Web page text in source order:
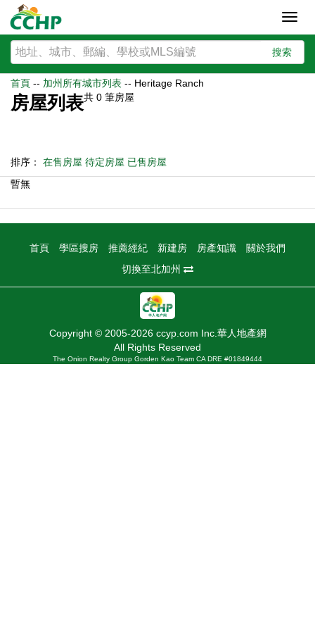
搜索
首頁 -- 加州所有城市列表 -- Heritage Ranch
房屋列表共 0 筆房屋
排序： 在售房屋 待定房屋 已售房屋
暫無
首頁 學區搜房 推薦經紀 新建房 房產知識
關於我們
切換至北加州
Copyright © 2005-2026 ccyp.com Inc.華人地產網
All Rights Reserved
The Onion Realty Group Gorden Kao Team CA DRE #01849444